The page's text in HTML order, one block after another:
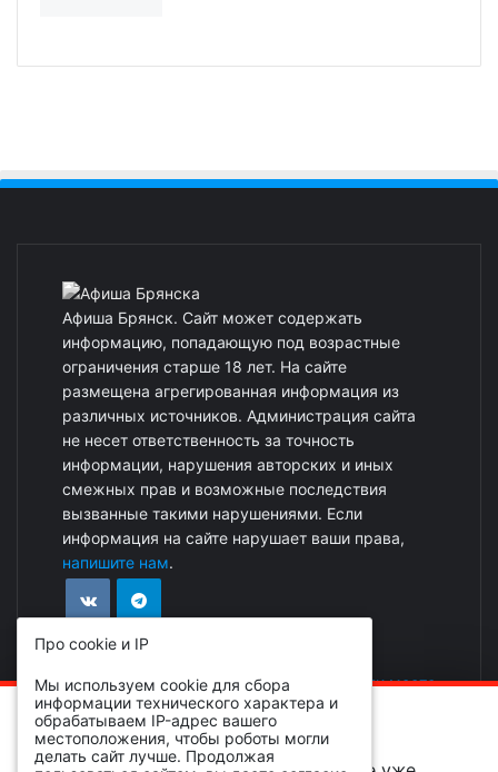
ОБРАТИТЕ ВНИМАНИЕ!
Афиша Брянск. Сайт может содержать
информацию, попадающую под возрастные
ограничения старше 18 лет. На сайте
размещена агрегированная информация из
различных источников. Администрация сайта
не несет ответственность за точность
информации, нарушения авторских и иных
смежных прав и возможные последствия
вызванные такими нарушениями. Если
информация на сайте нарушает ваши права,
напишите нам.
Реклама на сайте | Добавить событие или место
Про cookie и IP
Мы используем cookie для сбора
информации технического характера и
обрабатываем IP-адрес вашего
местоположения, чтобы роботы могли
делать сайт лучше. Продолжая